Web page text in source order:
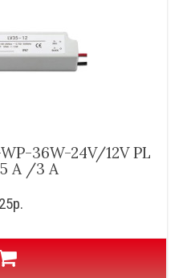
36W-24V/12V PL
A /3 A